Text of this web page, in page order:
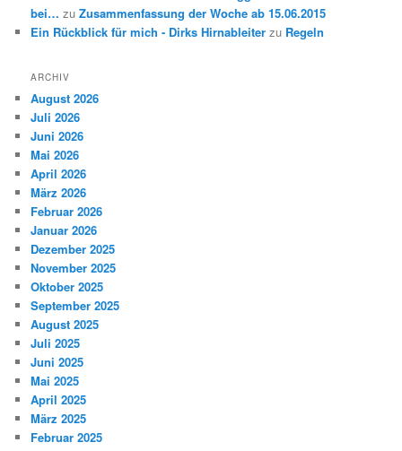
bei… zuZusammenfassung der Woche ab 15.06.2015
Ein Rückblick für mich - Dirks Hirnableiter zu Regeln
ARCHIV
August 2026
Juli 2026
Juni 2026
Mai 2026
April 2026
März 2026
Februar 2026
Januar 2026
Dezember 2025
November 2025
Oktober 2025
September 2025
August 2025
Juli 2025
Juni 2025
Mai 2025
April 2025
März 2025
Februar 2025